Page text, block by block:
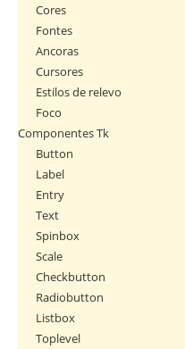
Cores
Fontes
Ancoras
Cursores
Estilos de relevo
Foco
Componentes Tk
Button
Label
Entry
Text
Spinbox
Scale
Checkbutton
Radiobutton
Listbox
Toplevel